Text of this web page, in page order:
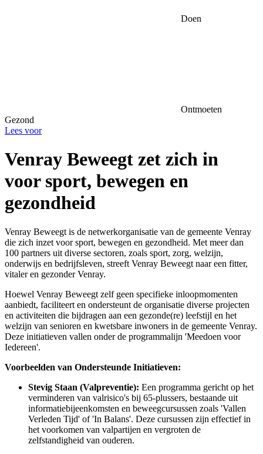
Doen
Ontmoeten
Gezond
Lees voor
Venray Beweegt zet zich in
voor sport, bewegen en
gezondheid
Venray Beweegt is de netwerkorganisatie van de gemeente Venray
die zich inzet voor sport, bewegen en gezondheid. Met meer dan
100 partners uit diverse sectoren, zoals sport, zorg, welzijn,
onderwijs en bedrijfsleven, streeft Venray Beweegt naar een fitter,
vitaler en gezonder Venray. ​
Hoewel Venray Beweegt zelf geen specifieke inloopmomenten
aanbiedt, faciliteert en ondersteunt de organisatie diverse projecten
en activiteiten die bijdragen aan een gezonde(re) leefstijl en het
welzijn van senioren en kwetsbare inwoners in de gemeente Venray.
Deze initiatieven vallen onder de programmalijn 'Meedoen voor
Iedereen'. ​
Voorbeelden van Ondersteunde Initiatieven:
Stevig Staan (Valpreventie): Een programma gericht op het
verminderen van valrisico's bij 65-plussers, bestaande uit
informatiebijeenkomsten en beweegcursussen zoals 'Vallen
Verleden Tijd' of 'In Balans'. Deze cursussen zijn effectief in
het voorkomen van valpartijen en vergroten de
zelfstandigheid van ouderen.